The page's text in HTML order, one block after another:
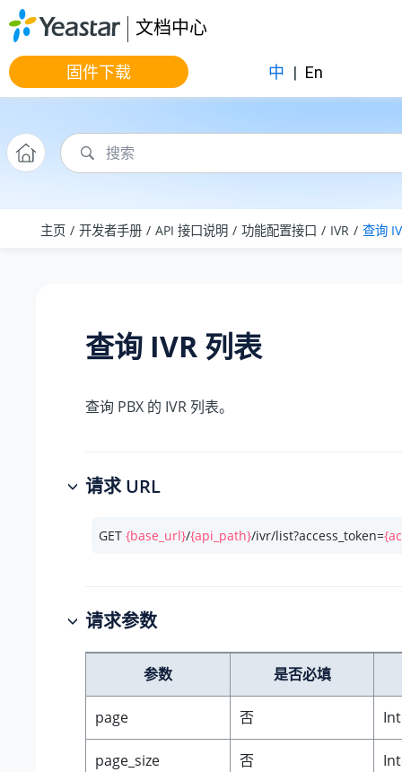
跳转到主要内容
文档中心
固件下载 中 | En
主页 开发者手册 API 接口说明 功能配置接口 IVR 查询
查询 IVR 列表
查询 PBX 的 IVR 列表。
请求 URL
GET {base_url}/{api_path}/ivr/list?access_token=
请求参数
参数 是否必填
page 否
page_size 否